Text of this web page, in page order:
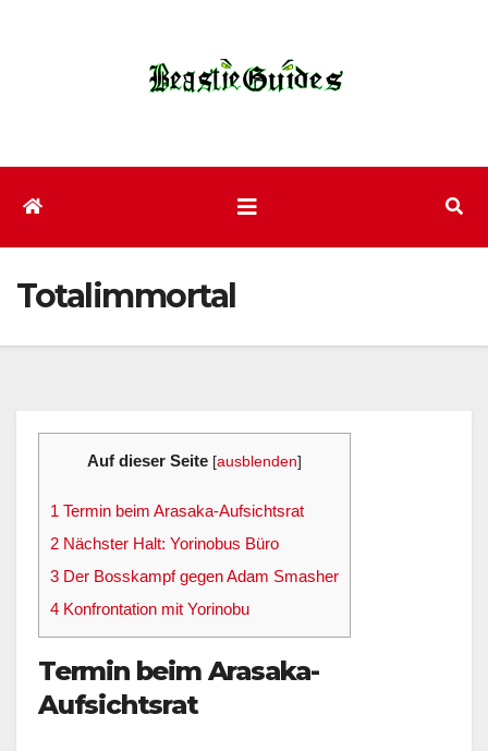
Totalimmortal
Auf dieser Seite [ausblenden]
1 Termin beim Arasaka-Aufsichtsrat
2 Nächster Halt: Yorinobus Büro
3 Der Bosskampf gegen Adam Smasher
4 Konfrontation mit Yorinobu
Termin beim Arasaka-
Aufsichtsrat